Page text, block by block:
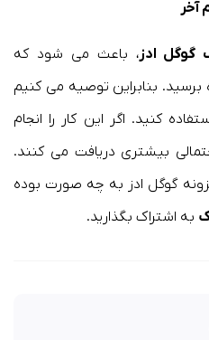
آخر
گوگل ادز، باعث می شود که
بنابراین توصیه می کنیم
کنید. اگر این کار را انجام
بیشتری دریافت می کنند.
گوگل ادز به چه صورت بوده
به اشتراک بگذارید.